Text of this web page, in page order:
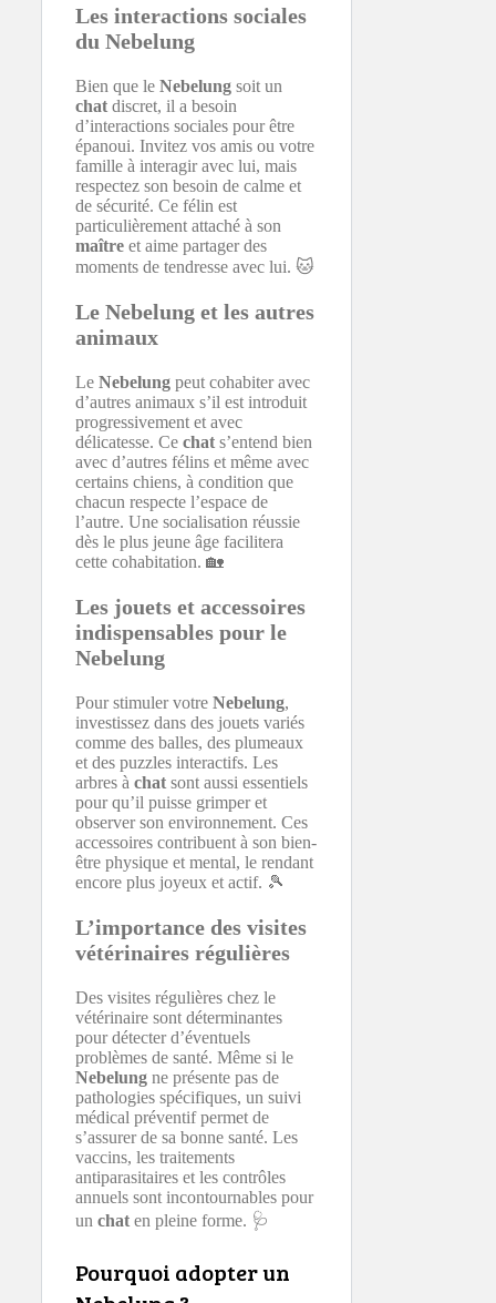
Les interactions sociales
du Nebelung
Bien que le Nebelung soit un
chat discret, il a besoin
d’interactions sociales pour être
épanoui. Invitez vos amis ou votre
famille à interagir avec lui, mais
respectez son besoin de calme et
de sécurité. Ce félin est
particulièrement attaché à son
maître et aime partager des
moments de tendresse avec lui. 🐱
Le Nebelung et les autres
animaux
Le Nebelung peut cohabiter avec
d’autres animaux s’il est introduit
progressivement et avec
délicatesse. Ce chat s’entend bien
avec d’autres félins et même avec
certains chiens, à condition que
chacun respecte l’espace de
l’autre. Une socialisation réussie
dès le plus jeune âge facilitera
cette cohabitation. 🏡
Les jouets et accessoires
indispensables pour le
Nebelung
Pour stimuler votre Nebelung,
investissez dans des jouets variés
comme des balles, des plumeaux
et des puzzles interactifs. Les
arbres à chat sont aussi essentiels
pour qu’il puisse grimper et
observer son environnement. Ces
accessoires contribuent à son bien-
être physique et mental, le rendant
encore plus joyeux et actif. 🎾
L’importance des visites
vétérinaires régulières
Des visites régulières chez le
vétérinaire sont déterminantes
pour détecter d’éventuels
problèmes de santé. Même si le
Nebelung ne présente pas de
pathologies spécifiques, un suivi
médical préventif permet de
s’assurer de sa bonne santé. Les
vaccins, les traitements
antiparasitaires et les contrôles
annuels sont incontournables pour
un chat en pleine forme. 🩺
Pourquoi adopter un